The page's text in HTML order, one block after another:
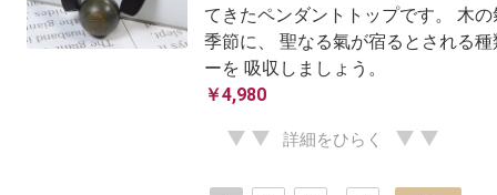
てきたペンダントトップです。 木
季節に、 聖なる氣が宿るとされる
ーを 吸収しましょう。
￥4,980
詳細をひらく